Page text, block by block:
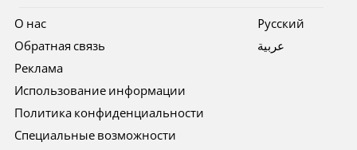
О нас
Обратная связь
Реклама
Использование информации
Политика конфиденциальности
Специальные возможности
Pусский
عربية